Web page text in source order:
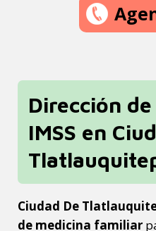
Dirección
IMSS en
Ciudad De
de medicina familiar